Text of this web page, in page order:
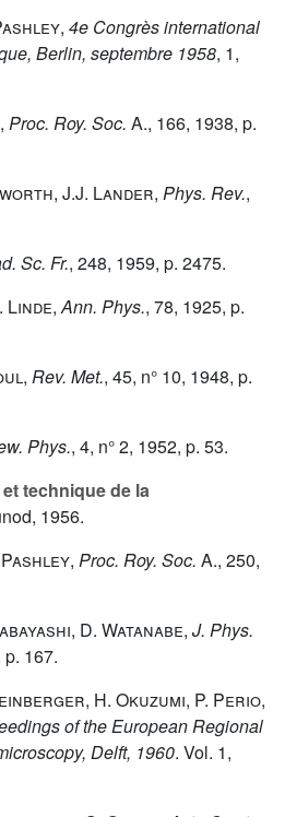
, 4e Congrès international
Berlin, septembre 1958, 1,
, Proc. Roy. Soc. A., 166, 1938, p.
, J.J. Lander, Phys. Rev.,
Sc. Fr., 248, 1959, p. 2475.
Linde,Ann. Phys., 78, 1925, p.
, Rev. Met., 45, n° 10, 1948, p.
Phys., 4, n° 2, 1952, p. 53.
technique de la
1956.
Pashley, Proc. Roy. Soc. A., 250,
, D. Watanabe, J. Phys.
p. 167.
, H. Okuzumi, P. Perio,
of the European Regional
Delft, 1960. Vol. 1,